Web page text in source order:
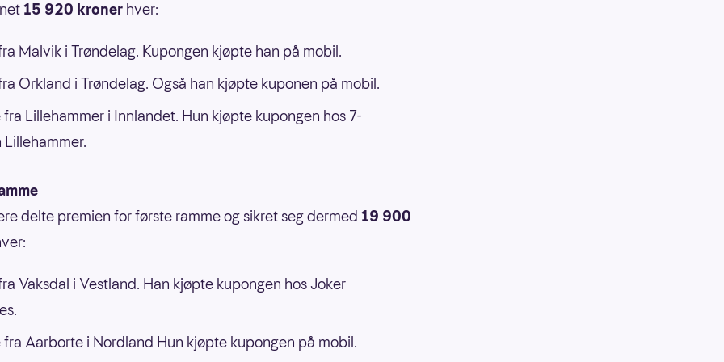
15 920 kroner hver:
Malvik i Trøndelag. Kupongen kjøpte han på mobil.
Orkland i Trøndelag. Også han kjøpte kuponen på mobil.
fra Lillehammer i Innlandet. Hun kjøpte kupongen hos 7-
Lillehammer.
delte premien for første ramme og sikret seg dermed 19 900
Vaksdal i Vestland. Han kjøpte kupongen hos Joker
fra Aarborte i Nordland Hun kjøpte kupongen på mobil.